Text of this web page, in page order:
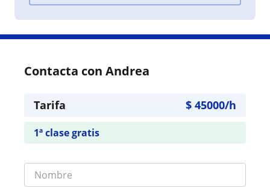
Contacta con Andrea
Tarifa $ 45000/h
1ª clase gratis